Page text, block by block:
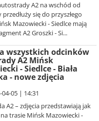
A2 na wschód od
przedłuży się do przyszłego
Mazowiecki - Siedlce mają
A2 Groszki - Si...
wszystkich odcinków
A2 Mińsk
- Siedlce - Biała
- nowe zdjęcia
04-05 | 14:31
A2 – zdjęcia przedstawiają jak
trasie Mińsk Mazowiecki -